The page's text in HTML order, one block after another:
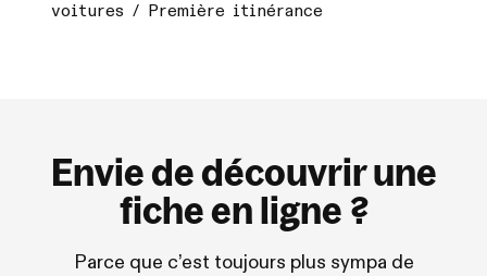
voitures / Première itinérance
Envie de découvrir une
fiche en ligne ?
Parce que c’est toujours plus sympa de